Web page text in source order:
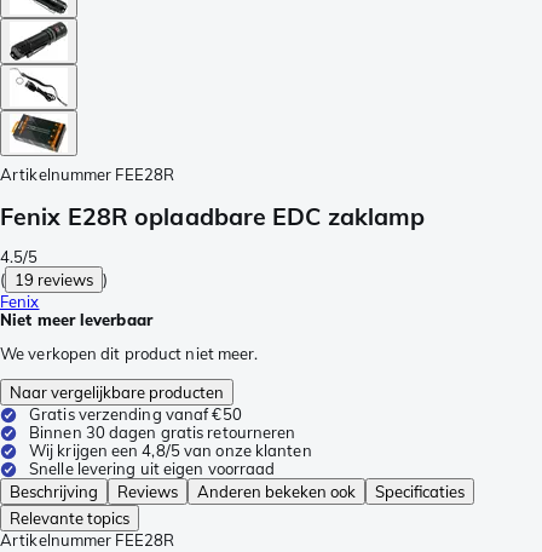
Artikelnummer FEE28R
Fenix E28R oplaadbare EDC zaklamp
4.5/5
( 19 reviews )
Fenix
Niet meer leverbaar
We verkopen dit product niet meer.
Naar vergelijkbare producten
Gratis verzending vanaf €50
Binnen 30 dagen gratis retourneren
Wij krijgen een 4,8/5 van onze klanten
Snelle levering uit eigen voorraad
Beschrijving
Reviews Anderen bekeken ook
Specificaties
Relevante topics
Artikelnummer FEE28R